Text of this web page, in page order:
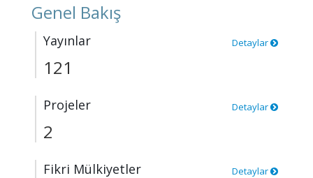
Genel Bakış
Yayınlar Detaylar
121
Projeler Detaylar
2
Fikri Mülkiyetler Detaylar